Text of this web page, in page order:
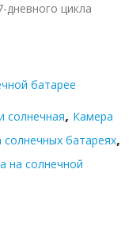
цикла
батарее
солнечная, Камера
батареях,
на солнечной